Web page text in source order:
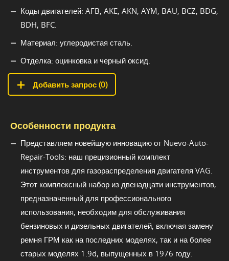
Коды двигателей: AFB, AKE, AKN, AYM, BAU, BCZ, BDG,
BDH, BFC.
Материал: углеродистая сталь.
Отделка: оцинковка и черный оксид.
Добавить запрос (0)
Особенности продукта
Представляем новейшую инновацию от Nuevo-Auto-
Repair-Tools: наш прецизионный комплект
инструментов для газораспределения двигателя VAG.
Этот комплексный набор из двенадцати инструментов,
предназначенный для профессионального
использования, необходим для обслуживания
бензиновых и дизельных двигателей, включая замену
ремня ГРМ как на последних моделях, так и на более
старых моделях 1.9d, выпущенных в 1976 году.